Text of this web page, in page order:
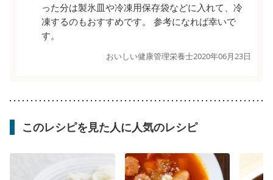
った分は製氷皿や冷凍用保存袋などに入れて、冷
凍するのもおすすめです。 参考になれば幸いで
す。
おいしい健康管理栄養士2020年06月23日
このレシピを見た人に人気のレシピ